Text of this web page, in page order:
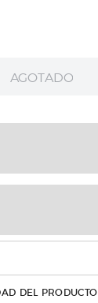
AGOTADO
DEL PRODUCTO